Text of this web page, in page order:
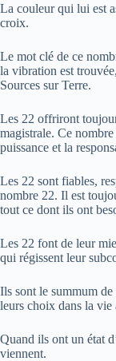
La couleur qui lui est
croix.
Le mot clé de ce
la vibration est
Sources sur Terre.
Les 22 offriront
magistrale. Ce
puissance et la
Les 22 sont fiables,
nombre 22. Il est
tout ce dont ils ont
Les 22 font de leur
qui régissent leur
Ils sont le summum
leurs choix dans la vie
Quand ils ont un état
viennent.